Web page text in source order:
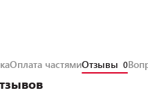
Оплата частямиОтзывы 0